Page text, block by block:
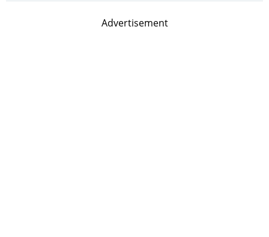
Advertisement